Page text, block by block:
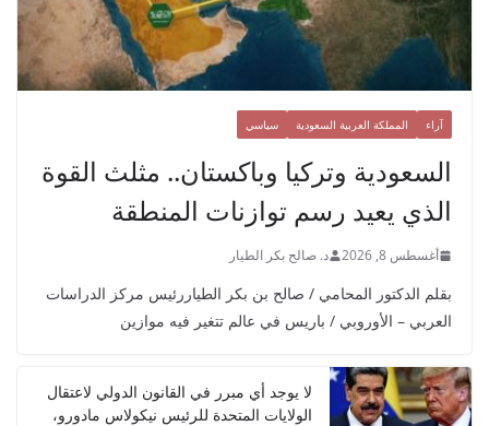
آراء المملكة العربية السعودية سياسي
السعودية وتركيا وباكستان.. مثلث القوة
الذي يعيد رسم توازنات المنطقة
أغسطس 8, 2026 د. صالح بكر الطيار
بقلم الدكتور المحامي / صالح بن بكر الطياررئيس مركز الدراسات
العربي – الأوروبي / باريس في عالم تتغير فيه موازين
لا يوجد أي مبرر في القانون الدولي لاعتقال
الولايات المتحدة للرئيس نيكولاس مادورو،